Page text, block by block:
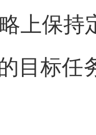
上保持
目标